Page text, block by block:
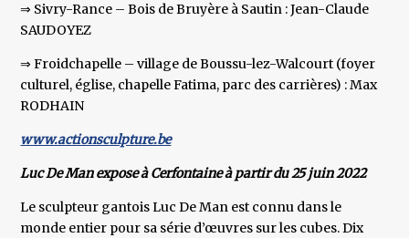
⇒ Sivry-Rance – Bois de Bruyère à Sautin : Jean-Claude
SAUDOYEZ
⇒ Froidchapelle – village de Boussu-lez-Walcourt (foyer
culturel, église, chapelle Fatima, parc des carrières) : Max
RODHAIN
www.actionsculpture.be
Luc De Man expose à Cerfontaine à partir du 25 juin 2022
Le sculpteur gantois Luc De Man est connu dans le
monde entier pour sa série d’œuvres sur les cubes. Dix